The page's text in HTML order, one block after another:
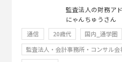
監査法人の財務ア
にゃんちゅうさん
通信 20歳代 国内_通学圏
監査法人・会計事務所・コンサル会